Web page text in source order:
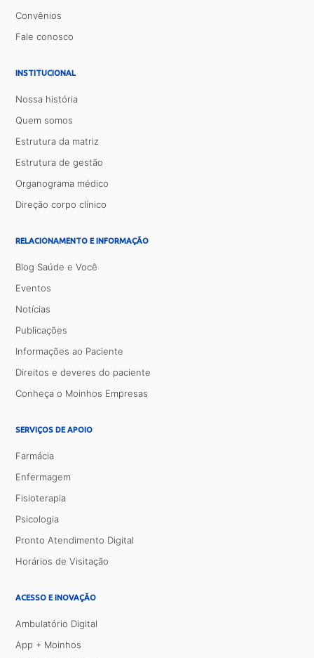
Convênios
Fale conosco
INSTITUCIONAL
Nossa história
Quem somos
Estrutura da matriz
Estrutura de gestão
Organograma médico
Direção corpo clínico
RELACIONAMENTO E INFORMAÇÃO
Blog Saúde e Você
Eventos
Notícias
Publicações
Informações ao Paciente
Direitos e deveres do paciente
Conheça o Moinhos Empresas
SERVIÇOS DE APOIO
Farmácia
Enfermagem
Fisioterapia
Psicologia
Pronto Atendimento Digital
Horários de Visitação
ACESSO E INOVAÇÃO
Ambulatório Digital
App + Moinhos